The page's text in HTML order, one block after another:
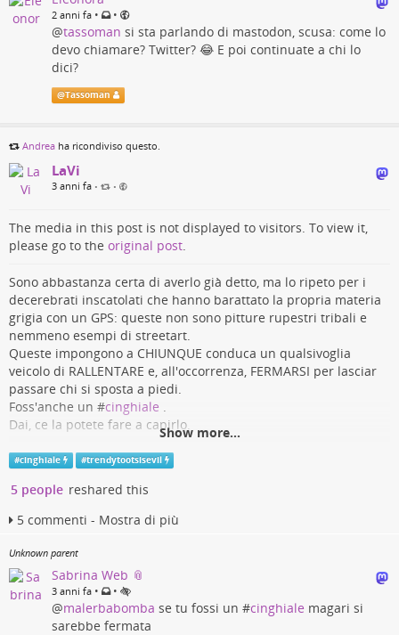
ufficiali che indirizzano le persone
mastodon.social invece di un server affidabile casuale o una
scelta di server affidabili.
Mastodon gGmbH diventa un obiettivo di acquisizione.
➡️*SE* mastodon.social diventa più del 50% del
Fediverse, sia per utenti totali che per utenti
attivi mensili, il resto di noi dovrebbe
Attenersi a mastodon.social perché "è lì che sono le persone"
non ha senso. La crescita centralizzata causerà semplicemente
Twitter e Facebook.
La crescita deve essere decentralizzata per proteggere
l'indipendenza di tutti i server Fedi.
FediTips has moved!
2023-04-25 16:37:57
I don't think people are realising the danger the Fediverse is in.
place is that the Fediverse is spread out on many different
servers, which makes it very difficult to purchase.
now a strong possibility, there will be nothing to stop most of it
The bigger mastodon.social becomes, the more likely a buyout
is to happen.
2 anni fa • •
@tassoman si sta parlando di mastodon, scusa: come lo
devo chiamare? Twitter? 😂 E poi continuate a chi lo
dici?
@Tassoman
Andrea ha ricondiviso questo.
LaVi
3 anni fa • •
The media in this post is not displayed to visitors. To view it,
please go to the original post.
Sono abbastanza certa di averlo già detto, ma lo ripeto per i
decerebrati inscatolati che hanno barattato la propria materia
grigia con un GPS: queste non sono pitture rupestri tribali e
nemmeno esempi di streetart.
Queste impongono a CHIUNQUE conduca un qualsivoglia
veicolo di RALLENTARE e, all'occorrenza, FERMARSI per lasciar
passare chi si sposta a piedi.
Foss'anche un #cinghiale .
Dai, ce la potete fare a capirlo.
#TrendyTootsIsEvil
Show more...
#cinghiale #trendytootsisevil
5 people reshared this
5 commenti - Mostra di più
Unknown parent
Sabrina Web 📎
3 anni fa • •
@malerbabomba se tu fossi un #cinghiale magari si
sarebbe fermata